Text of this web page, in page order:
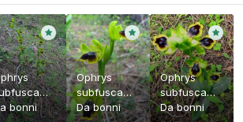
bonni
Ophrys
subfusca
subsp.
Dabonni
Ophrys
subfusca
subsp.
Dabonni